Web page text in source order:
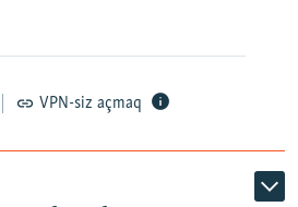
VPN-siz açmaq